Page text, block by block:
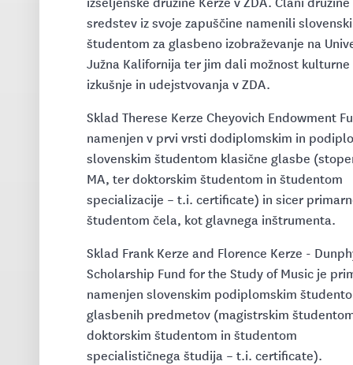
sredstev iz svoje zapuščine namenili
študentom za glasbeno izobraževanje na
Južna Kalifornija ter jim dali možnost kulturne
izkušnje in udejstvovanja v ZDA.
Sklad Therese Kerze Cheyovich Endowment
namenjen v prvi vrsti dodiplomskim in
slovenskim študentom klasične glasbe
MA, ter doktorskim študentom in študentom
specializacije – t.i. certificate) in sicer
študentom čela, kot glavnega inštrumenta.
Sklad Frank Kerze and Florence Kerze -
Scholarship Fund for the Study of Music je
namenjen slovenskim podiplomskim
glasbenih predmetov (magistrskim
doktorskim študentom in študentom
specialističnega študija – t.i. certificate).